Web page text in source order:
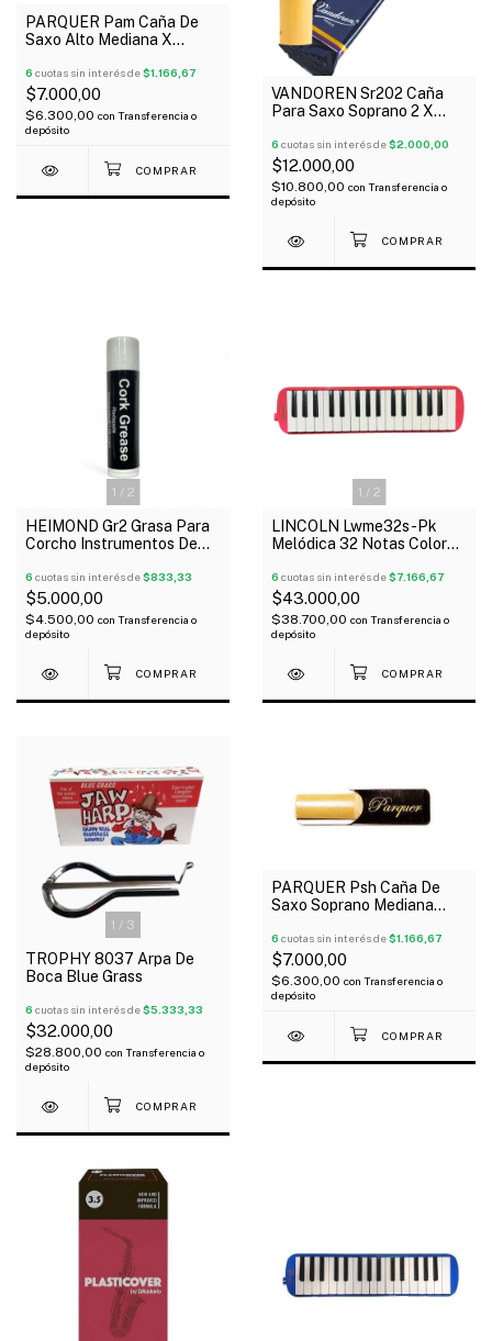
PARQUER Pam Caña De
Saxo Alto Mediana X
6 cuotas sin interés de$1.166,67
$7.000,00
$6.300,00 con Transferencia o
depósito
VANDOREN Sr202 Caña
Para Saxo Soprano 2 X
6 cuotas sin interés de$2.000,00
$12.000,00
$10.800,00 con Transferencia o
depósito
1 / 2
HEIMOND Gr2 Grasa Para
Corcho Instrumentos De
6 cuotas sin interés de$833,33
$5.000,00
$4.500,00 con Transferencia o
depósito
1 / 2
LINCOLN Lwme32s-Pk
Melódica 32 Notas Color
6 cuotas sin interés de$7.166,67
$43.000,00
$38.700,00 con Transferencia o
depósito
1 / 3
TROPHY 8037 Arpa De
Boca Blue Grass
6 cuotas sin interés de$5.333,33
$32.000,00
$28.800,00 con Transferencia o
depósito
PARQUER Psh Caña De
Saxo Soprano Mediana
6 cuotas sin interés de$1.166,67
$7.000,00
$6.300,00 con Transferencia o
depósito